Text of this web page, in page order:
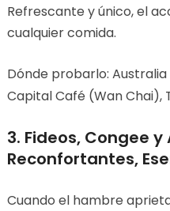
Refrescante y único, el
cualquier comida.
Dónde probarlo:
Capital Café (Wan Chai),
3. Fideos, Congee y
Reconfortantes,
Cuando el hambre